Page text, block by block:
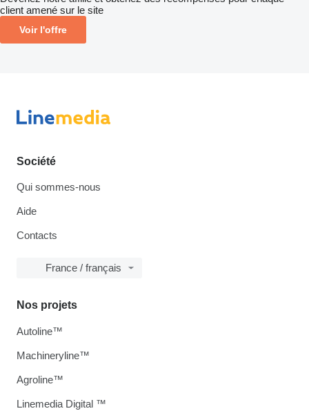
client amené sur le site
Voir l'offre
Société
Qui sommes-nous
Aide
Contacts
France / français
Nos projets
Autoline™
Machineryline™
Agroline™
Linemedia Digital ™